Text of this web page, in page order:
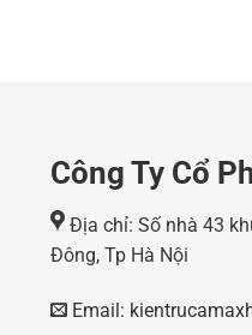
Công Ty Cổ
Địa chỉ: Số nhà 43
Đông, Tp Hà Nội
Email: